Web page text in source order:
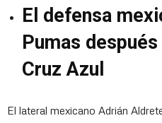
El defensa
Pumas
Cruz Azul
El lateral mexicano Adrián